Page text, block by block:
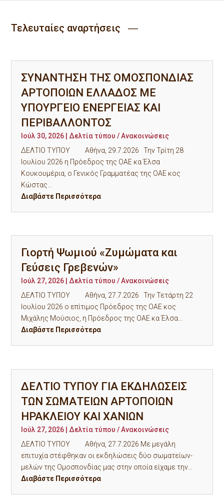
Τελευταίες αναρτήσεις ―
ΣΥΝΑΝΤΗΣΗ ΤΗΣ ΟΜΟΣΠΟΝΔΙΑΣ
ΑΡΤΟΠΟΙΩΝ ΕΛΛΑΔΟΣ ΜΕ
ΥΠΟΥΡΓΕΙΟ ΕΝΕΡΓΕΙΑΣ ΚΑΙ
ΠΕΡΙΒΑΛΛΟΝΤΟΣ
Ιούλ 30, 2026
Δελτία τύπου / Ανακοινώσεις
ΔΕΛΤΙΟ ΤΥΠΟΥ Αθήνα, 29.7.2026 Την Τρίτη 28
Ιουλίου 2026 η Πρόεδρος της ΟΑΕ κα Έλσα
Κουκουμέρια, ο Γενικός Γραμματέας της ΟΑΕ κος
Κώστας...
Διαβάστε Περισσότερα
Γιορτή Ψωμιού «Ζυμώματα και
Γεύσεις Γρεβενών»
Ιούλ 27, 2026 |Δελτία τύπου / Ανακοινώσεις
ΔΕΛΤΙΟ ΤΥΠΟΥ Αθήνα, 27.7.2026 Την Τετάρτη 22
Ιουλίου 2026 ο επίτιμος Πρόεδρος της ΟΑΕ κος
Μιχάλης Μούσιος, η Πρόεδρος της ΟΑΕ κα Έλσα...
Διαβάστε Περισσότερα
ΔΕΛΤΙΟ ΤΥΠΟΥ ΓΙΑ ΕΚΔΗΛΩΣΕΙΣ
ΤΩΝ ΣΩΜΑΤΕΙΩΝ ΑΡΤΟΠΟΙΩΝ
ΗΡΑΚΛΕΙΟΥ ΚΑΙ ΧΑΝΙΩΝ
Ιούλ 27, 2026
Δελτία τύπου / Ανακοινώσεις
ΔΕΛΤΙΟ ΤΥΠΟΥ Αθήνα, 27.7.2026 Με μεγάλη
επιτυχία στέφθηκαν οι εκδηλώσεις δύο σωματείων-
μελών της Ομοσπονδίας μας στην οποία είχαμε την...
Διαβάστε Περισσότερα